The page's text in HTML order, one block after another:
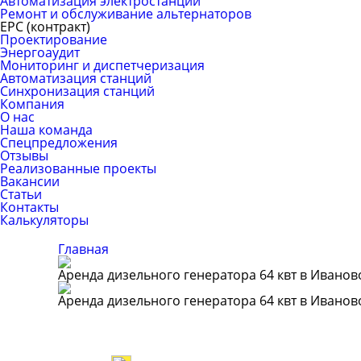
Ремонт и обслуживание альтернаторов
ЕРС (контракт)
Проектирование
Энергоаудит
Мониторинг и диспетчеризация
Автоматизация станций
Синхронизация станций
Компания
О нас
Наша команда
Спецпредложения
Отзывы
Реализованные проекты
Вакансии
Статьи
Контакты
Калькуляторы
Главная
Аренда дизельного генератора 64 квт в
Аренда дизельного генератора 64 квт в